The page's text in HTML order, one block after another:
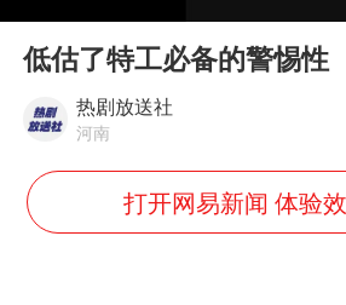
胡彦斌获《
Play
低估了特工必备的警惕性
热剧放送社
河南
打开网易新闻 体验